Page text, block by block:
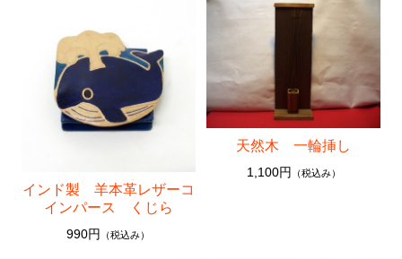
インド製 羊本革レザーコ
インパース くじら
990円 （税込み）
天然木 一輪挿し
1,100円 （税込み）